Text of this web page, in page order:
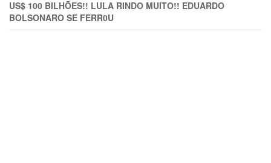
US$ 100 BILHÕES!! LULA RINDO MUITO!! EDUARDO
BOLSONARO SE FERR0U